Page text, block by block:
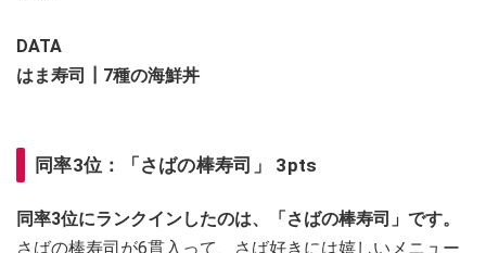
DATA
はま寿司┃7種の海鮮丼
同率3位：「さばの棒寿司」 3pts
同率3位にランクインしたのは、「さばの棒寿司」です。
さばの棒寿司が6貫入って、さば好きには嬉しいメニュー